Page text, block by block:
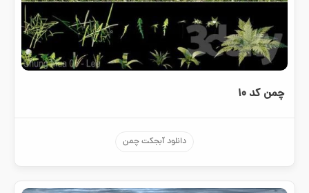
چمن کد ۱۰
دانلود آبجکت چمن